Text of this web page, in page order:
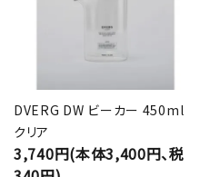
DVERG DW ビーカー 450ml
クリア
3,740円(本体3,400円、税